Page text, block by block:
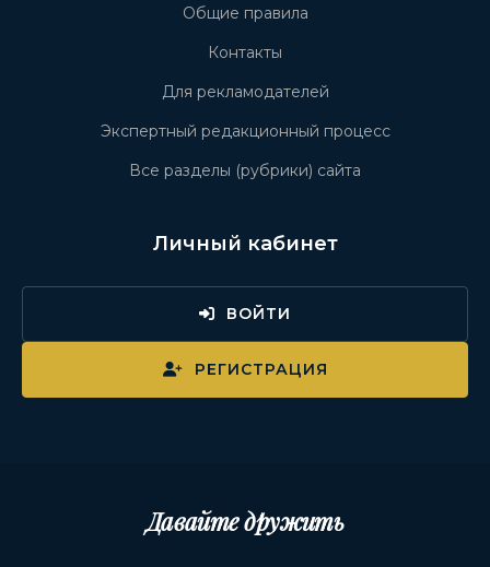
Общие правила
Контакты
Для рекламодателей
Экспертный редакционный процесс
Все разделы (рубрики) сайта
Личный кабинет
ВОЙТИ
РЕГИСТРАЦИЯ
Давайте дружить